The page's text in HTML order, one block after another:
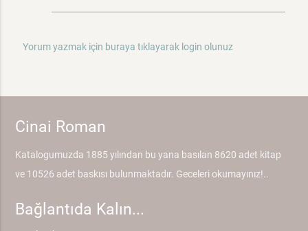
Yorum yazmak için buraya tıklayarak login olunuz
Cinai Roman
Katalogumuzda 1885 yılından bu yana basılan 8620 adet kitap
ve 10526 adet baskısı bulunmaktadır. Geceleri okumayınız!..
Bağlantıda Kalın...